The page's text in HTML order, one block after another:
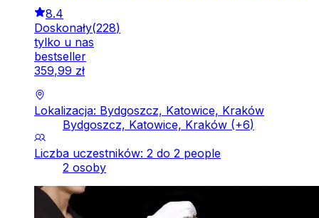
8.4
Doskonały(228)
tylko u nas
bestseller
359,99 zł
Lokalizacja: Bydgoszcz, Katowice, Kraków
Bydgoszcz, Katowice, Kraków (+6)
Liczba uczestników: 2 do 2 people
2 osoby